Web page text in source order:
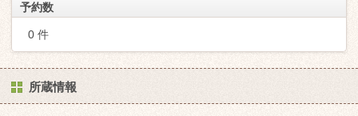
予約数
0 件
所蔵情報